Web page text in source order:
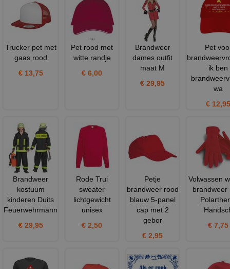
Trucker pet met
gaas rood
€ 13,75
Pet rood met
witte randje
€ 6,00
Brandweer
dames outfit
maat M
€ 29,95
Pet
ik ben
wa
€ 12,95
Brandweer
kostuum
kinderen Duits
Feuerwehrmann
€ 29,95
Rode Trui
sweater
lichtgewicht
unisex
€ 2,50
Petje
brandweer rood
blauw 5-panel
cap met 2
gebor
€ 2,95
Volwassen
brandweer
€ 7,75